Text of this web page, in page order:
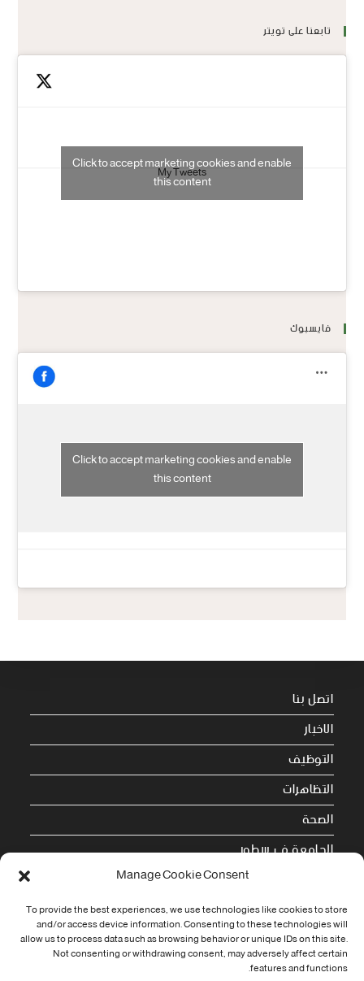
Manage Cookie Consent
To provide the best experiences, we use technologies like cookies to store
and/or access device information. Consenting to these technologies will
allow us to process data such as browsing behavior or unique IDs on this site.
Not consenting or withdrawing consent, may adversely affect certain
features and functions.
تابعنا على تويتر
My Tweets
Click to accept marketing cookies and enable
this content
فايسبوك
Click to accept marketing cookies and enable
this content
اتصل بنا
الاخبار
التوظيف
التظاهرات
الصحة
الجامعة في سطور
Cookie Policy (EU)
معلومات الاتصال
Address:
جامعة العربي التبسي طريق قسنطينة - تبسة